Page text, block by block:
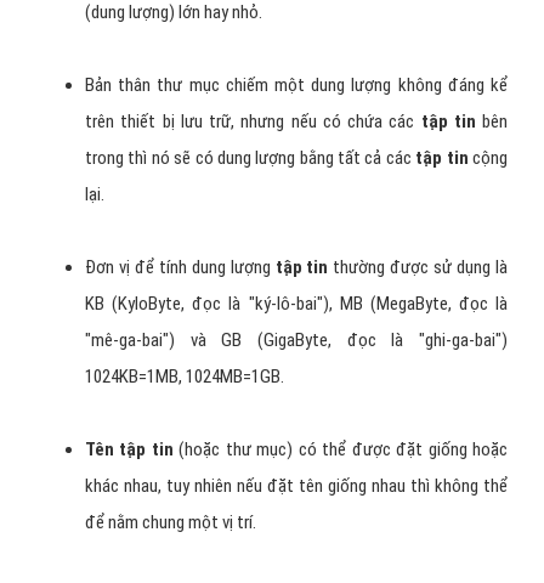
(dung lượng) lớn hay nhỏ.
Bản thân thư mục chiếm một dung lượng không đáng kể
trên thiết bị lưu trữ, nhưng nếu có chứa các tập tin bên
trong thì nó sẽ có dung lượng bằng tất cả các tập tin cộng
lại.
Đơn vị để tính dung lượng tập tin thường được sử dụng là
KB (KyloByte, đọc là "ký-lô-bai"), MB (MegaByte, đọc là
"mê-ga-bai") và GB (GigaByte, đọc là "ghi-ga-bai")
1024KB=1MB, 1024MB=1GB.
Tên tập tin (hoặc thư mục) có thể được đặt giống hoặc
khác nhau, tuy nhiên nếu đặt tên giống nhau thì không thể
để nằm chung một vị trí.